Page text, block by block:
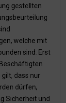
gestellten
welche mit
sind. Erst
dass nur
dürfen,
Sicherheit und